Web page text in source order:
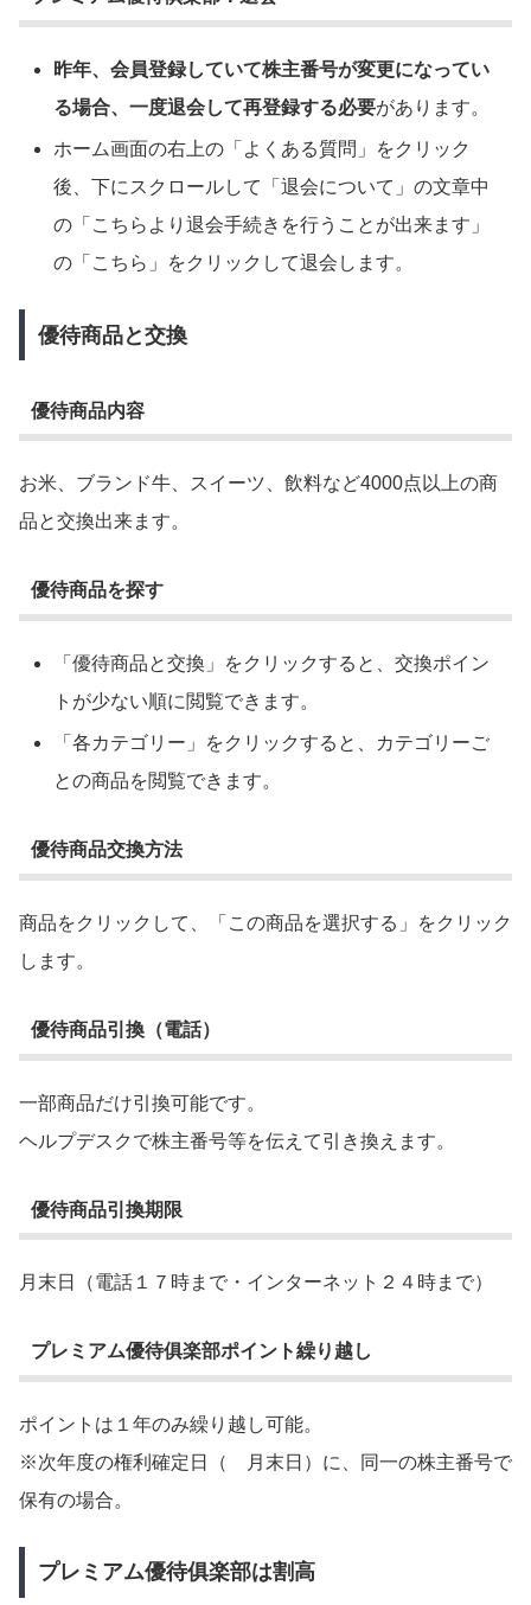
昨年、会員登録していて株主番号が変更になってい
る場合、一度退会して再登録する必要があります。
ホーム画面の右上の「よくある質問」をクリック
後、下にスクロールして「退会について」の文章中
の「こちらより退会手続きを行うことが出来ます」
の「こちら」をクリックして退会します。
優待商品と交換
優待商品内容
お米、ブランド牛、スイーツ、飲料など4000点以上の商
品と交換出来ます。
優待商品を探す
「優待商品と交換」をクリックすると、交換ポイン
トが少ない順に閲覧できます。
「各カテゴリー」をクリックすると、カテゴリーご
との商品を閲覧できます。
優待商品交換方法
商品をクリックして、「この商品を選択する」をクリック
します。
優待商品引換（電話）
一部商品だけ引換可能です。
ヘルプデスクで株主番号等を伝えて引き換えます。
優待商品引換期限
月末日（電話１７時まで・インターネット２４時まで）
プレミアム優待俱楽部ポイント繰り越し
ポイントは１年のみ繰り越し可能。
※次年度の権利確定日（ 月末日）に、同一の株主番号で
保有の場合。
プレミアム優待俱楽部は割高